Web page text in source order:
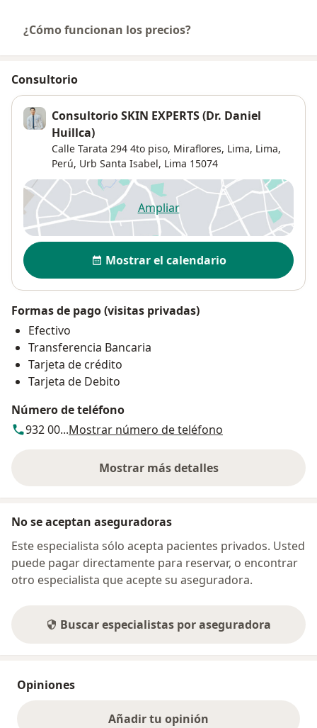
¿Cómo funcionan los precios?
Consultorio
Consultorio SKIN EXPERTS (Dr. Daniel
Huillca)
Calle Tarata 294 4to piso, Miraflores, Lima, Lima,
Perú, Urb Santa Isabel, Lima 15074
Ampliarse abre en una nueva
Disponibilidad
Mostrar el calendario
Formas de pago (visitas privadas)
Efectivo
Transferencia Bancaria
Tarjeta de crédito
Tarjeta de Debito
Número de teléfono
932 00...Mostrar número de teléfono
Mostrar más detalles
sobre la dirección
No se aceptan aseguradoras
Este especialista sólo acepta pacientes privados. Usted
puede pagar directamente para reservar, o encontrar
otro especialista que acepte su aseguradora.
Buscar especialistas por aseguradora
Opiniones
Añadir tu opinión